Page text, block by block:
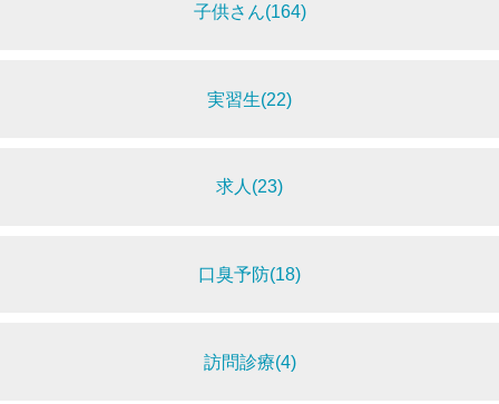
子供さん(164)
実習生(22)
求人(23)
口臭予防(18)
訪問診療(4)